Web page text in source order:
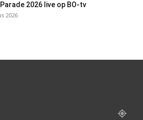
2026 live op BO-tv
2026